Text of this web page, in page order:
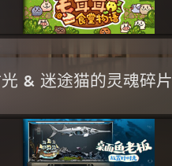
& 迷途猫的灵魂碎片